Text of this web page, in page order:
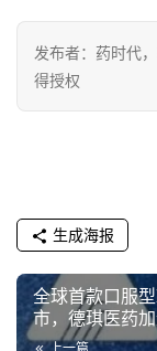
生成海报
全球首款口服
24亿美元！辉
布局
2021年8月3日 11:28
相关推荐